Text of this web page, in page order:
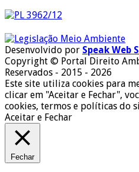
Desenvolvido por Speak Web
Copyright © Portal Direito
Reservados - 2015 - 2026
Este site utiliza cookies para
clicar em "Aceitar e Fechar",
cookies, termos e políticas do
Aceitar e Fechar
Fechar